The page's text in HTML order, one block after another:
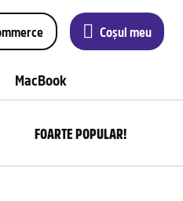
Coșul meu
MacBook
FOARTE POPULAR!